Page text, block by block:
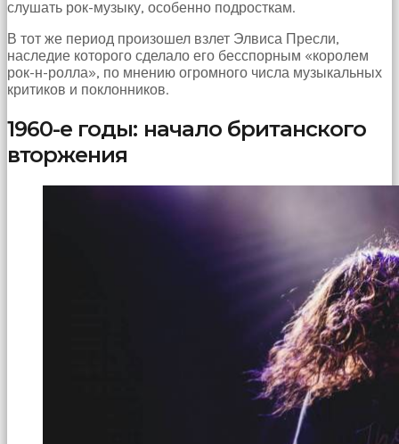
слушать рок-музыку, особенно подросткам.
В тот же период произошел взлет Элвиса Пресли,
наследие которого сделало его бесспорным «королем
рок-н-ролла», по мнению огромного числа музыкальных
критиков и поклонников.
1960-е годы: начало британского
вторжения